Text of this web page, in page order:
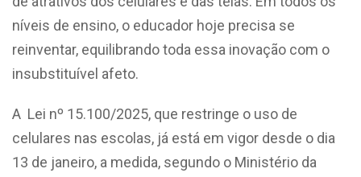
níveis de ensino, o educador hoje precisa se
reinventar, equilibrando toda essa inovação com o
insubstituível afeto.
A Lei nº 15.100/2025, que restringe o uso de
celulares nas escolas, já está em vigor desde o dia
13 de janeiro, a medida, segundo o Ministério da